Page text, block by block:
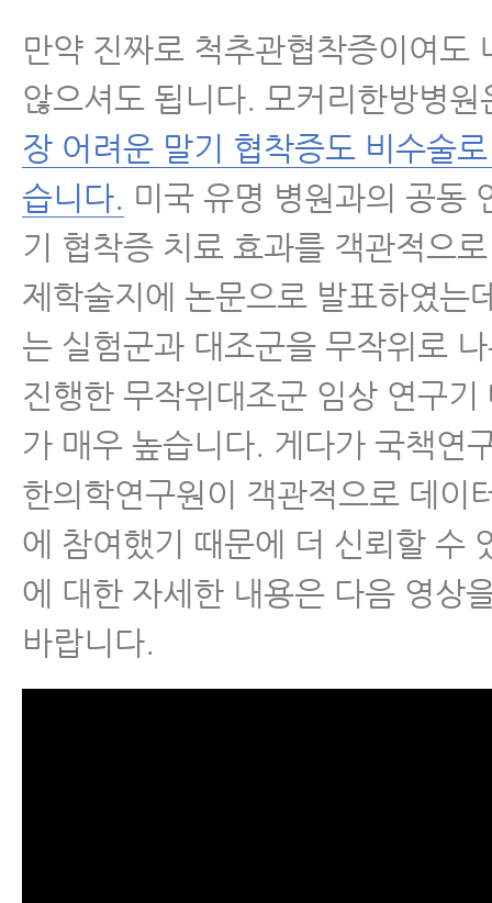
만약 진짜로 척추관협착증이여도
않으셔도 됩니다. 모커리한방병
장 어려운 말기 협착증도 비수술
습니다. 미국 유명 병원과의 공동
기 협착증 치료 효과를 객관적으
제학술지에 논문으로 발표하였는
는 실험군과 대조군을 무작위로
진행한 무작위대조군 임상 연구기
가 매우 높습니다. 게다가 국책연
한의학연구원이 객관적으로 데이
에 참여했기 때문에 더 신뢰할 수
에 대한 자세한 내용은 다음 영상
바랍니다.